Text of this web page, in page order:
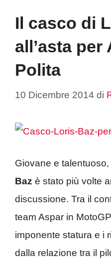
Il casco di
all’asta per
Polita
10 Dicembre 2014 di
Giovane e talentuoso,
Baz è stato più volte
discussione. Tra il
team Aspar in
imponente statura e i
dalla relazione tra il